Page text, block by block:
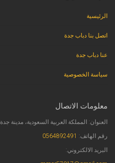
الرئيسية
اتصل بنا دباب جدة
عنا دباب جدة
سياسة الخصوصية
معلومات الاتصال
العنوان: المملكة العربية السعودية، مدينة جدة
رقم الهاتف: 0564892491
البريد الالكتروني: